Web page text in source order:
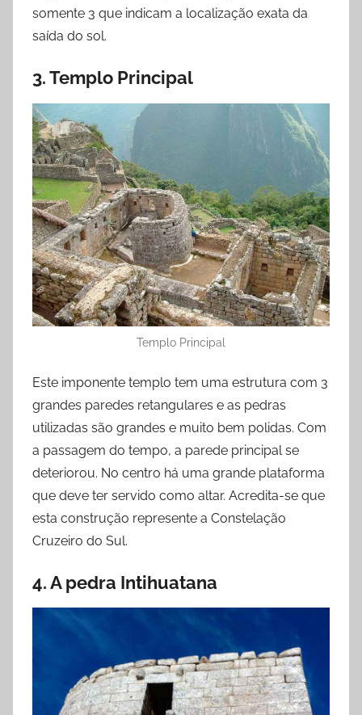
somente 3 que indicam a localização exata da
saída do sol.
3. Templo Principal
Templo Principal
Este imponente templo tem uma estrutura com 3
grandes paredes retangulares e as pedras
utilizadas são grandes e muito bem polidas. Com
a passagem do tempo, a parede principal se
deteriorou. No centro há uma grande plataforma
que deve ter servido como altar. Acredita-se que
esta construção represente a Constelação
Cruzeiro do Sul.
4. A pedra Intihuatana